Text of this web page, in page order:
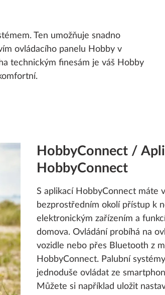
Ten umožňuje snadno
ovládacího panelu Hobby v
technickým finesám je váš Hobby
HobbyConnect /
HobbyConnect
S aplikací HobbyConnect máte
bezprostředním okolí přístup k
elektronickým zařízením a
domova. Ovládání probíhá na
vozidle nebo přes Bluetooth z
HobbyConnect. Palubní
jednoduše ovládat ze
Můžete si například uložit